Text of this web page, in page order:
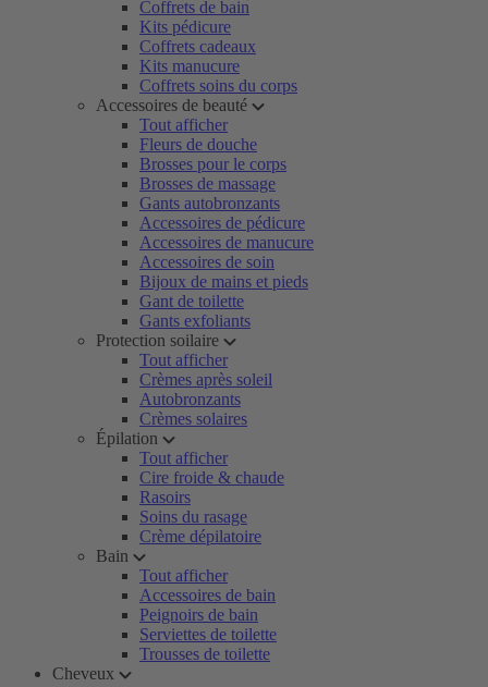
Coffrets de bain
Kits pédicure
Coffrets cadeaux
Kits manucure
Coffrets soins du corps
Accessoires de beauté
Tout afficher
Fleurs de douche
Brosses pour le corps
Brosses de massage
Gants autobronzants
Accessoires de pédicure
Accessoires de manucure
Accessoires de soin
Bijoux de mains et pieds
Gant de toilette
Gants exfoliants
Protection soilaire
Tout afficher
Crèmes après soleil
Autobronzants
Crèmes solaires
Épilation
Tout afficher
Cire froide & chaude
Rasoirs
Soins du rasage
Crème dépilatoire
Bain
Tout afficher
Accessoires de bain
Peignoirs de bain
Serviettes de toilette
Trousses de toilette
Cheveux